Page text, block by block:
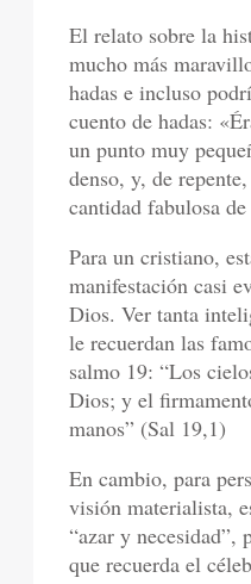
El relato sobre la
mucho más
hadas e incluso
cuento de hadas:
un punto muy
denso, y, de
cantidad fabulosa
Para un cristiano,
manifestación casi
Dios. Ver tanta
le recuerdan las
salmo 19: “Los
Dios; y el
manos” (Sal 19,1)
En cambio, para
visión materialista,
“azar y necesidad”,
que recuerda el